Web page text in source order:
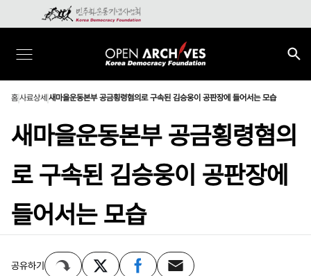
홈사료상세 새마을운동본부 공금횡령혐의로 구속된 김승웅이 공판장에 들어서는 모습
새마을운동본부 공금횡령혐의
로 구속된 김승웅이 공판장에
들어서는 모습
공유하기